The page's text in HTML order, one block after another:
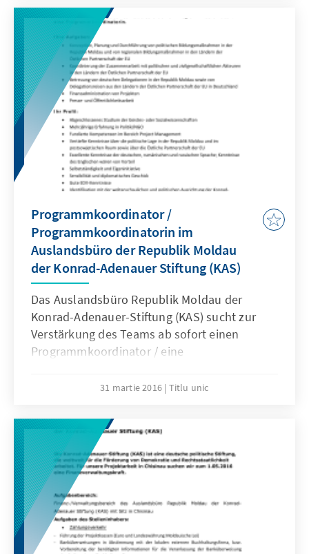
des Regierungsprogramms vereidigt. Die
politische Instabilität im Land bringt
deutliche Verzögerungen für die eingeleiteten
Reformprozesse im Justizbereich.
Programmkoordinator /
Programmkoordinatorin im
Auslandsbüro der Republik Moldau
der Konrad-Adenauer Stiftung (KAS)
Das Auslandsbüro Republik Moldau der
Konrad-Adenauer-Stiftung (KAS) sucht zur
Verstärkung des Teams ab sofort einen
Programmkoordinator / eine
31 martie 2016 Titlu unic